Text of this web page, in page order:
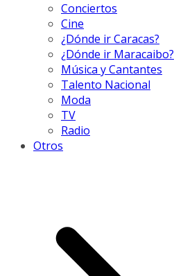
Conciertos
Cine
¿Dónde ir Caracas?
¿Dónde ir Maracaibo?
Música y Cantantes
Talento Nacional
Moda
TV
Radio
Otros